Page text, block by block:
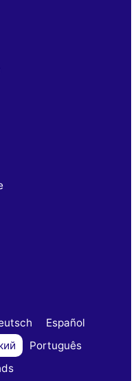
Español
Português